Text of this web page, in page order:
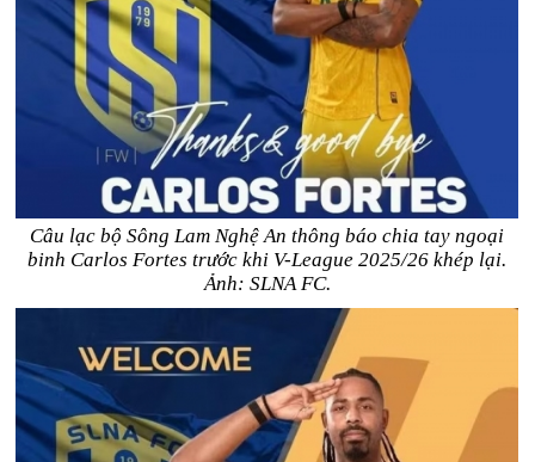
Câu lạc bộ Sông Lam Nghệ An thông báo chia tay ngoại
binh Carlos Fortes trước khi V-League 2025/26 khép lại.
Ảnh: SLNA FC.